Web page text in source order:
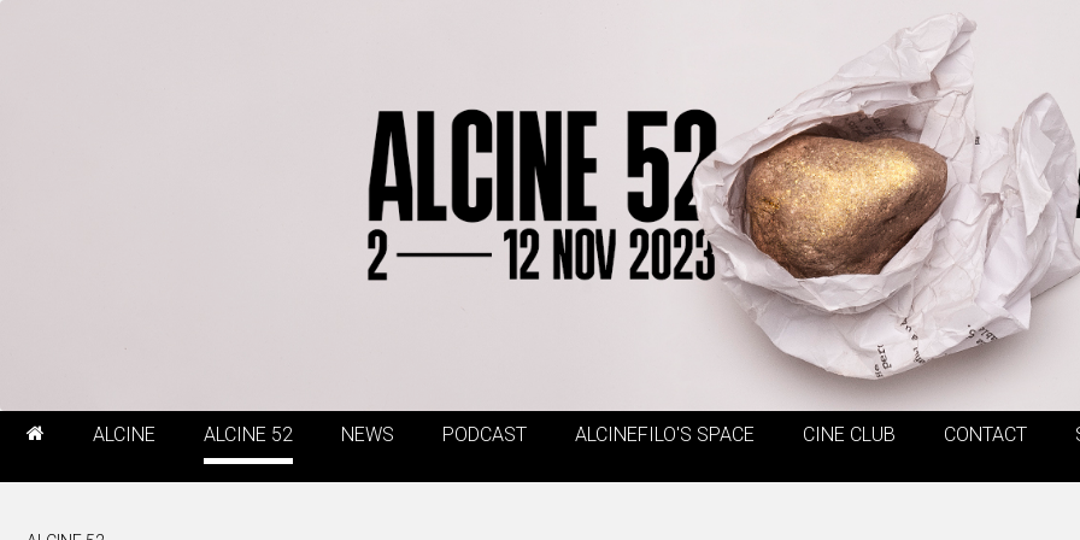
ALCINE ALCINE 52 NEWS PODCAST ALCINEFILO'S SPACE CINE CLUB CONTACT